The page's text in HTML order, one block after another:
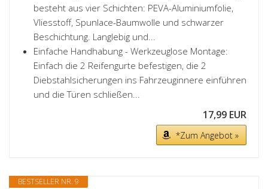
besteht aus vier Schichten: PEVA-Aluminiumfolie,
Vliesstoff, Spunlace-Baumwolle und schwarzer
Beschichtung. Langlebig und...
Einfache Handhabung - Werkzeuglose Montage:
Einfach die 2 Reifengurte befestigen, die 2
Diebstahlsicherungen ins Fahrzeuginnere einführen
und die Türen schließen...
17,99 EUR
*Zum Angebot »
BESTSELLER NR. 9